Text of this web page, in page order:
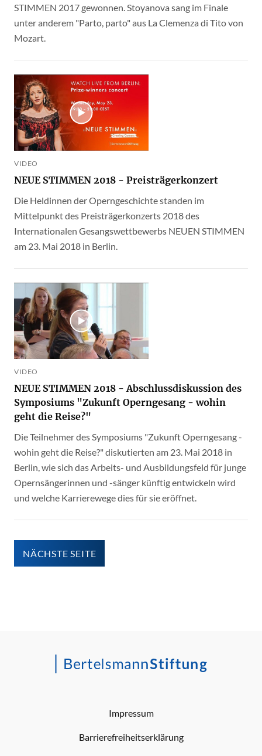
STIMMEN 2017 gewonnen. Stoyanova sang im Finale
unter anderem "Parto, parto" aus La Clemenza di Tito von
Mozart.
VIDEO
NEUE STIMMEN 2018 - Preisträgerkonzert
Die Heldinnen der Operngeschichte standen im
Mittelpunkt des Preisträgerkonzerts 2018 des
Internationalen Gesangswettbewerbs NEUEN STIMMEN
am 23. Mai 2018 in Berlin.
VIDEO
NEUE STIMMEN 2018 - Abschlussdiskussion des
Symposiums "Zukunft Operngesang - wohin
geht die Reise?"
Die Teilnehmer des Symposiums "Zukunft Operngesang -
wohin geht die Reise?" diskutierten am 23. Mai 2018 in
Berlin, wie sich das Arbeits- und Ausbildungsfeld für junge
Opernsängerinnen und -sänger künftig entwickeln wird
und welche Karrierewege dies für sie eröffnet.
NÄCHSTE SEITE
Impressum
Barrierefreiheitserklärung